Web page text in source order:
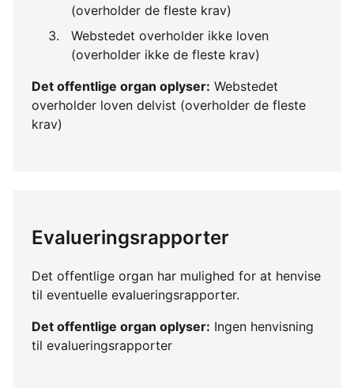
(overholder de fleste krav)
Webstedet overholder ikke loven
(overholder ikke de fleste krav)
Det offentlige organ oplyser: Webstedet
overholder loven delvist (overholder de fleste
krav)
Evalueringsrapporter
Det offentlige organ har mulighed for at henvise
til eventuelle evalueringsrapporter.
Det offentlige organ oplyser: Ingen henvisning
til evalueringsrapporter